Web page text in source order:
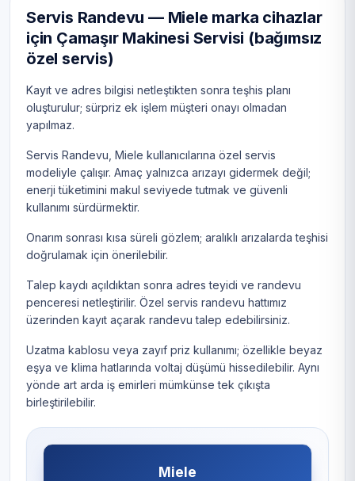
Servis Randevu — Miele marka cihazlar
için Çamaşır Makinesi Servisi (bağımsız
özel servis)
Kayıt ve adres bilgisi netleştikten sonra teşhis planı
oluşturulur; sürpriz ek işlem müşteri onayı olmadan
yapılmaz.
Servis Randevu, Miele kullanıcılarına özel servis
modeliyle çalışır. Amaç yalnızca arızayı gidermek değil;
enerji tüketimini makul seviyede tutmak ve güvenli
kullanımı sürdürmektir.
Onarım sonrası kısa süreli gözlem; aralıklı arızalarda teşhisi
doğrulamak için önerilebilir.
Talep kaydı açıldıktan sonra adres teyidi ve randevu
penceresi netleştirilir. Özel servis randevu hattımız
üzerinden kayıt açarak randevu talep edebilirsiniz.
Uzatma kablosu veya zayıf priz kullanımı; özellikle beyaz
eşya ve klima hatlarında voltaj düşümü hissedilebilir. Aynı
yönde art arda iş emirleri mümkünse tek çıkışta
birleştirilebilir.
Miele